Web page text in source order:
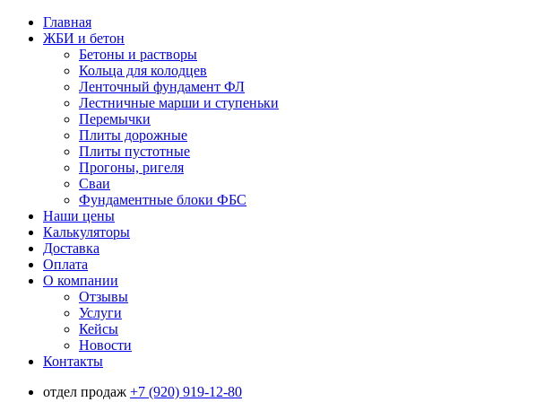
Главная
ЖБИ и бетон
Бетоны и растворы
Кольца для колодцев
Ленточный фундамент ФЛ
Лестничные марши и ступеньки
Перемычки
Плиты дорожные
Плиты пустотные
Прогоны, ригеля
Сваи
Фундаментные блоки ФБС
Наши цены
Калькуляторы
Доставка
Оплата
О компании
Отзывы
Услуги
Кейсы
Новости
Контакты
отдел продаж +7 (920) 919-12-80